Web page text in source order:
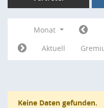
Monat
Aktuell
Keine Daten gefunden.